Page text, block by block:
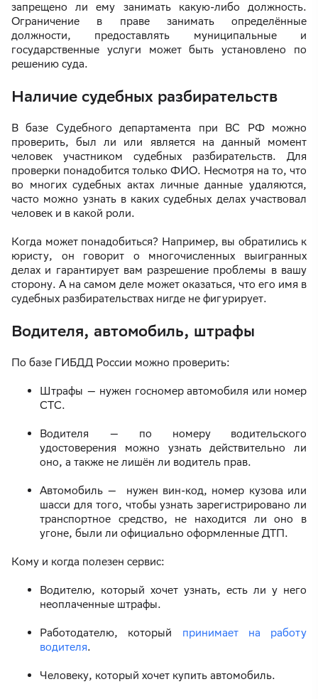
запрещено ли ему занимать какую-либо должность.
Ограничение в праве занимать определённые
должности, предоставлять муниципальные и
государственные услуги может быть установлено по
решению суда.
Наличие судебных разбирательств
В базе Судебного департамента при ВС РФ можно
проверить, был ли или является на данный момент
человек участником судебных разбирательств. Для
проверки понадобится только ФИО. Несмотря на то, что
во многих судебных актах личные данные удаляются,
часто можно узнать в каких судебных делах участвовал
человек и в какой роли.
Когда может понадобиться? Например, вы обратились к
юристу, он говорит о многочисленных выигранных
делах и гарантирует вам разрешение проблемы в вашу
сторону. А на самом деле может оказаться, что его имя в
судебных разбирательствах нигде не фигурирует.
Водителя, автомобиль, штрафы
По базе ГИБДД России можно проверить:
Штрафы — нужен госномер автомобиля или номер
СТС.
Водителя — по номеру водительского
удостоверения можно узнать действительно ли
оно, а также не лишён ли водитель прав.
Автомобиль — нужен вин-код, номер кузова или
шасси для того, чтобы узнать зарегистрировано ли
транспортное средство, не находится ли оно в
угоне, были ли официально оформленные ДТП.
Кому и когда полезен сервис:
Водителю, который хочет узнать, есть ли у него
неоплаченные штрафы.
Работодателю, который принимает на работу
водителя.
Человеку, который хочет купить автомобиль.